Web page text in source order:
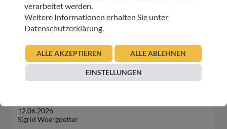
22.06.2026
Urban Regensburger
12.06.2026
Sigrid Woergoetter
verarbeitet werden.
Weitere Informationen erhalten Sie unter
Datenschutzerklärung
ALLE AKZEPTIEREN ALLE ABLEHNEN
EINSTELLUNGEN